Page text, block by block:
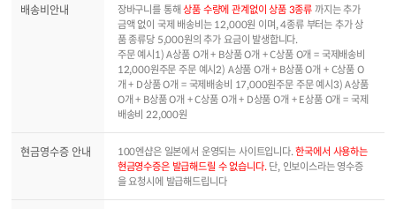
배송비안내 장바구니를 통해상품 수량에 관계없이 상품 3종류 까지는 추가
금액 없이 국제 배송비는 12,000원 이며, 4종류 부터는 추가 상
품 종류당 5,000원의 추가 요금이 발생합니다.
주문 예시1) A상품 O개 + B상품 O개 + C상품 O개 = 국제배송비
12,000원주문 주문 예시2) A상품 O개 + B상품 O개 + C상품 O
개 + D상품 O개 = 국제배송비 17,000원주문 주문 예시3) A상품
O개 + B상품 O개 + C상품 O개 + D상품 O개 + E상품 O개 = 국제
배송비 22,000원
현금영수증 안내 100엔샵은 일본에서 운영되는 사이트입니다.한국에서 사용하는
현금영수증은 발급해드릴 수 없습니다.단, 인보이스라는 영수증
을 요청시에 발급해드립니다